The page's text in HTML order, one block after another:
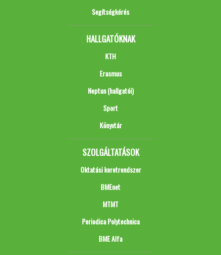
Segítségkérés
HALLGATÓKNAK
KTH
Erasmus
Neptun (hallgatói)
Sport
Könyvtár
SZOLGÁLTATÁSOK
Oktatási keretrendszer
BMEnet
MTMT
Periodica Polytechnica
BME Alfa